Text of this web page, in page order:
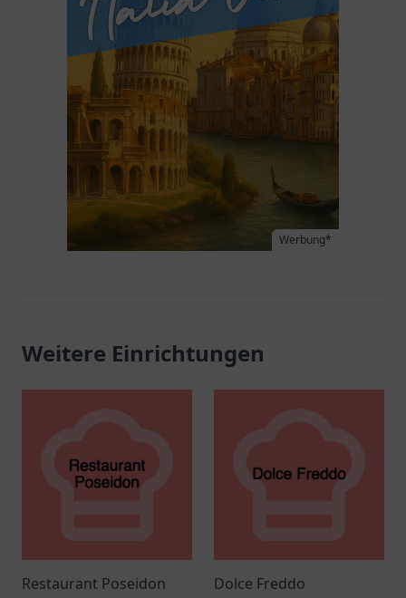
Werbung*
Weitere Einrichtungen
Restaurant Poseidon Dolce Freddo